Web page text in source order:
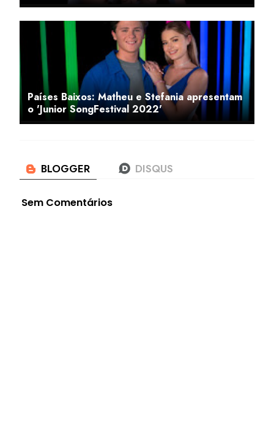
Países Baixos: Matheu e Stefania apresentam
o 'Junior SongFestival 2022'
Sem Comentários